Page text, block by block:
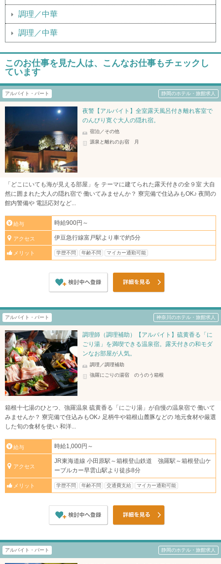
調理／中華
調理／中華
このお仕事を見た人は、こんなお仕事もチェックし
ています
アルバイト・パート 静岡のホテル・旅館求人
夜警【アルバイト】全室露天風呂付き離れ客室で
のんびり寛ぐ大人の隠れ宿。
宿泊／その他
源泉と離れのお宿 月
「どこにいても海が見える部屋」を テーマに建てられた露天付きの全９室 大自
然に囲まれた大人の隠れ宿で 働いてみませんか？ 寮完備で住込みもOK♪ 夜間の
館内警備や 電話応対など...
給与 時給900円～
アクセス 伊豆急行線富戸駅より車で約5分
メリット 学歴不問 年齢不問 マイカー通勤可能
アルバイト・パート 神奈川のホテル・旅館求人
調理師（調理補助）【アルバイト】硫黄香る「に
ごり湯」を満喫できる温泉宿。露天付きの和モダ
ンなお部屋が人気。
調理／調理補助
強羅にごりの湯宿 のうのう箱根
箱根十七湯のひとつ、強羅温泉 硫黄香る「にごり湯」が自慢の温泉宿で 働いて
みませんか？ 寮完備で住込みもOK♪ 足柄牛や箱根山麓豚などの 地元食材や厳選
した旬の食材を使い 和洋...
給与 時給1,000円～
アクセス
JR東海道線 小田原駅～箱根登山鉄道 強羅駅～箱根登山ケ
ーブルカー早雲山駅より徒歩8分
メリット 学歴不問 年齢不問 交通費支給 マイカー通勤可能
アルバイト・パート 静岡のホテル・旅館求人